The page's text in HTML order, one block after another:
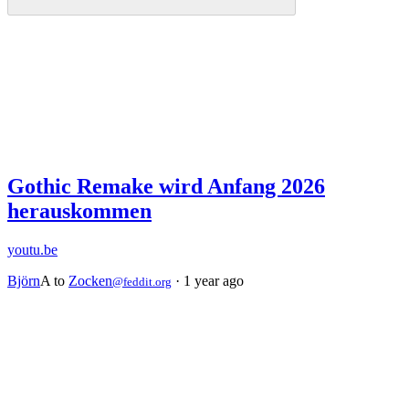
Gothic Remake wird Anfang 2026
herauskommen
youtu.be
BjörnA to Zocken@feddit.org · 1 year ago